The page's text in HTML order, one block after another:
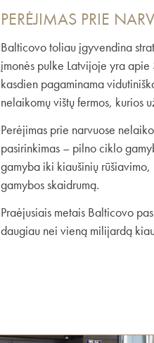
PERĖJIMAS PRIE
Balticovo toliau įgyvendina
įmonės pulke Latvijoje yra
kasdien pagaminama
nelaikomų vištų fermos, kurios
Perėjimas prie narvuose
pasirinkimas – pilno ciklo
gamyba iki kiaušinių
gamybos skaidrumą.
Praėjusiais metais Balticovo
daugiau nei vieną milijardą